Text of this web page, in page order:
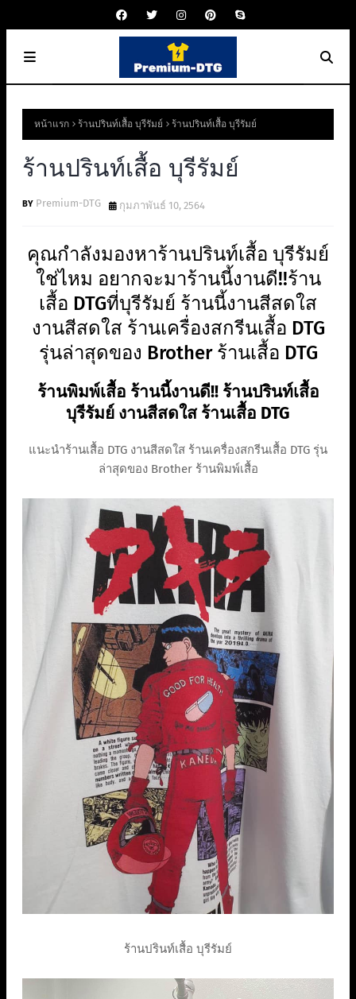
หน้าแรก ร้านปรินท์เสื้อ บุรีรัมย์ ร้านปรินท์เสื้อ บุรีรัมย์
ร้านปรินท์เสื้อ บุรีรัมย์
Premium-DTG กุมภาพันธ์ 10, 2564
คุณกำลังมองหาร้านปรินท์เสื้อ บุรีรัมย์
ใช่ไหม อยากจะมาร้านนี้งานดี!!ร้าน
เสื้อ DTGที่บุรีรัมย์ ร้านนี้งานสีสดใส
งานสีสดใส ร้านเครื่องสกรีนเสื้อ DTG
รุ่นล่าสุดของ Brother ร้านเสื้อ DTG
ร้านพิมพ์เสื้อ ร้านนี้งานดี!! ร้านปรินท์เสื้อ
บุรีรัมย์ งานสีสดใส ร้านเสื้อ DTG
แนะนำร้านเสื้อ DTG งานสีสดใส ร้านเครื่องสกรีนเสื้อ DTG รุ่น
ล่าสุดของ Brother ร้านพิมพ์เสื้อ
ร้านปรินท์เสื้อ บุรีรัมย์